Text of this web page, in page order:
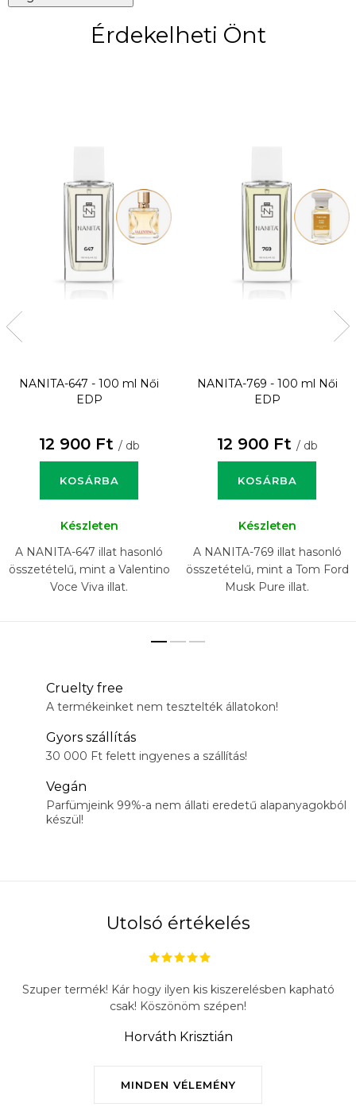
Érdekelheti Önt
NANITA-647 - 100 ml
Női
EDP
12 900 Ft / db
KOSÁRBA
Készleten
A NANITA-647 illat hasonló
összetételű, mint a Valentino
Voce Viva illat.
NANITA-769 - 100 ml
Női
EDP
12 900 Ft / db
KOSÁRBA
Készleten
A NANITA-769 illat hasonló
összetételű, mint a Tom Ford
Musk Pure illat.
Cruelty free
A termékeinket nem tesztelték állatokon!
Gyors szállítás
30 000 Ft felett ingyenes a szállítás!
Vegán
Parfümjeink 99%-a nem állati eredetű alapanyagokból
készül!
Utolsó értékelés
MINDEN VÉLEMÉNY
Szuper termék! Kár hogy ilyen kis kiszerelésben kapható
csak! Köszönöm szépen!
Horváth Krisztián